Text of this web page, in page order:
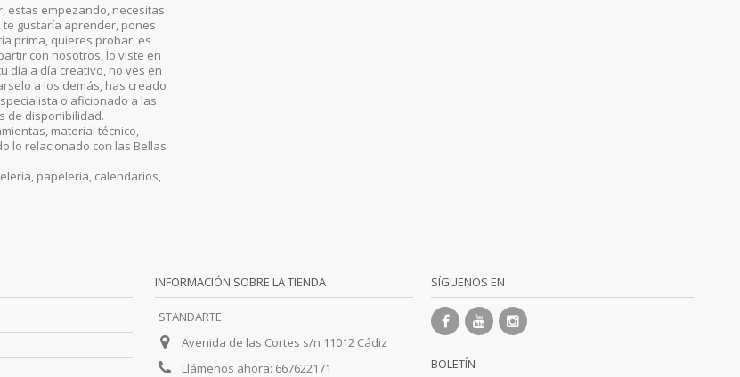
estas empezando, necesitas
gustaría aprender, pones
prima, quieres probar, es
con nosotros, lo viste en
día a día creativo, no ves en
a los demás, has creado
o aficionado a las
de disponibilidad.
material técnico,
lo relacionado con las Bellas
papelería, calendarios,
INFORMACIÓN SOBRE LA TIENDA
STANDARTE
Avenida de las Cortes s/n 11012 Cádiz
Llámenos ahora: 667622171
SÍGUENOS EN
BOLETÍN